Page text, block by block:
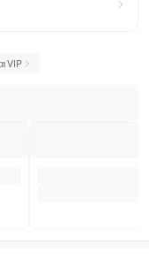
VIP